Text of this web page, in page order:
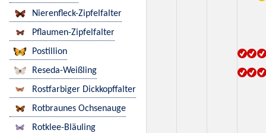
Nierenfleck-Zipfelfalter
Pflaumen-Zipfelfalter
Postillion
Reseda-Weißling
Rostfarbiger Dickkopffalter
Rotbraunes Ochsenauge
Rotklee-Bläuling